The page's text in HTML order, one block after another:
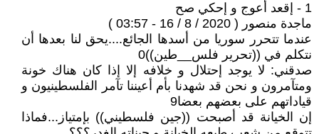
1 - إقعد أعوج و إحكي صح
ماجدة منصور ( 2020 / 8 / 16 - 03:57 )
عندما تتحرر سوريا من أسدها الجائع....يحق لنا بعدها أن
نتكلم في ((تحرير فلس__طين))0
صدقني: لا يوجد إحتلال و خلافه إلا إذا كان هناك خونة
ومتآمرون و نحن قد شهدنا بأم أعيننا تآمر الفلسطينيون و
قياداتهم على بعضهم بعضا9
إن الخيانة قد أصبحت ((جين فلسطيني)) بإمتياز...فماذا